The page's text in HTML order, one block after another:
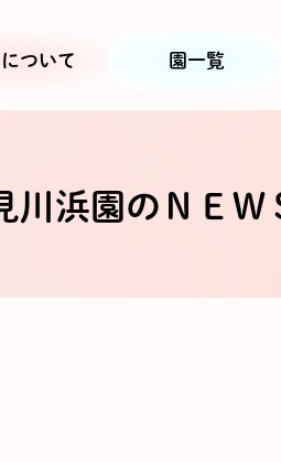
ついて 園一覧
川浜園のＮＥＷ